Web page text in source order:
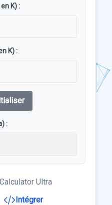
K) :
K) :
:
Ultra
Intégrer